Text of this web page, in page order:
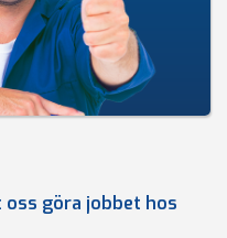
göra jobbet hos